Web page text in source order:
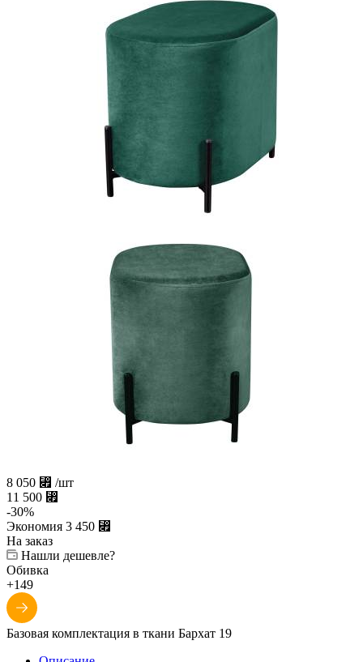
8 050 ⃏ /шт
11 500 ⃏
-30%
Экономия 3 450 ⃏
На заказ
Нашли дешевле?
Обивка
+149
Базовая комплектация в ткани Бархат 19